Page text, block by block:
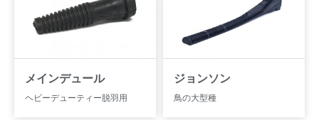
メインデュール
ヘビーデューティー脱羽用
ジョンソン
鳥の大型種